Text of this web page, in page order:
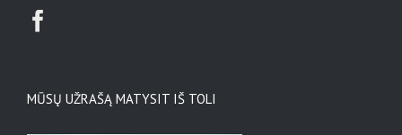
MŪSŲ UŽRAŠĄ MATYSIT IŠ TOLI